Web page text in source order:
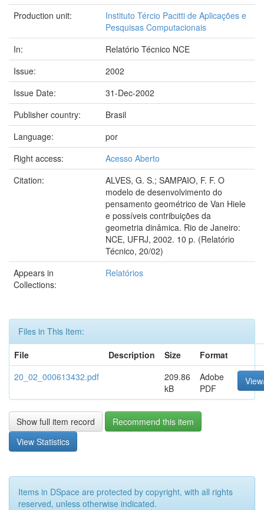
Production unit:
Instituto Tércio Pacitti de Aplicações e
Pesquisas Computacionais
In:
Relatório Técnico NCE
Issue:
2002
Issue Date:
31-Dec-2002
Publisher country:
Brasil
Language:
por
Right access:
Acesso Aberto
Citation:
ALVES, G. S.; SAMPAIO, F. F. O
modelo de desenvolvimento do
pensamento geométrico de Van Hiele
e possíveis contribuições da
geometria dinâmica. Rio de Janeiro:
NCE, UFRJ, 2002. 10 p. (Relatório
Técnico, 20/02)
Appears in
Collections:
Relatórios
Files in This Item:
File
Description Size
Format
20_02_000613432.pdf
209.86
kB
Adobe
PDF
Show full item record
Recommend this item
View Statistics
Items in DSpace are protected by copyright, with all rights
reserved, unless otherwise indicated.